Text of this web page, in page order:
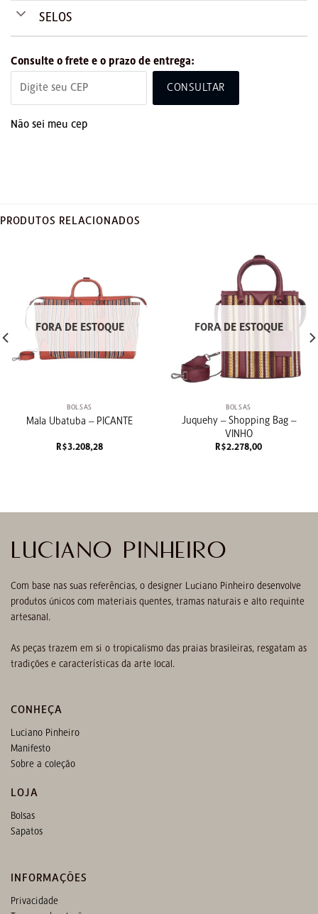
SELOS
Consulte o frete e o prazo de entrega:
CONSULTAR
Não sei meu cep
PRODUTOS RELACIONADOS
FORA DE ESTOQUE
BOLSAS
Mala Ubatuba – PICANTE
R$3.208,28
FORA DE ESTOQUE
BOLSAS
Juquehy – Shopping Bag –
VINHO
R$2.278,00
LUCIANO PINHEIRO
Com base nas suas referências, o designer Luciano Pinheiro desenvolve
produtos únicos com materiais quentes, tramas naturais e alto requinte
artesanal.
As peças trazem em si o tropicalismo das praias brasileiras, resgatam as
tradições e características da arte local.
CONHEÇA
Luciano Pinheiro
Manifesto
Sobre a coleção
LOJA
Bolsas
Sapatos
INFORMAÇÕES
Privacidade